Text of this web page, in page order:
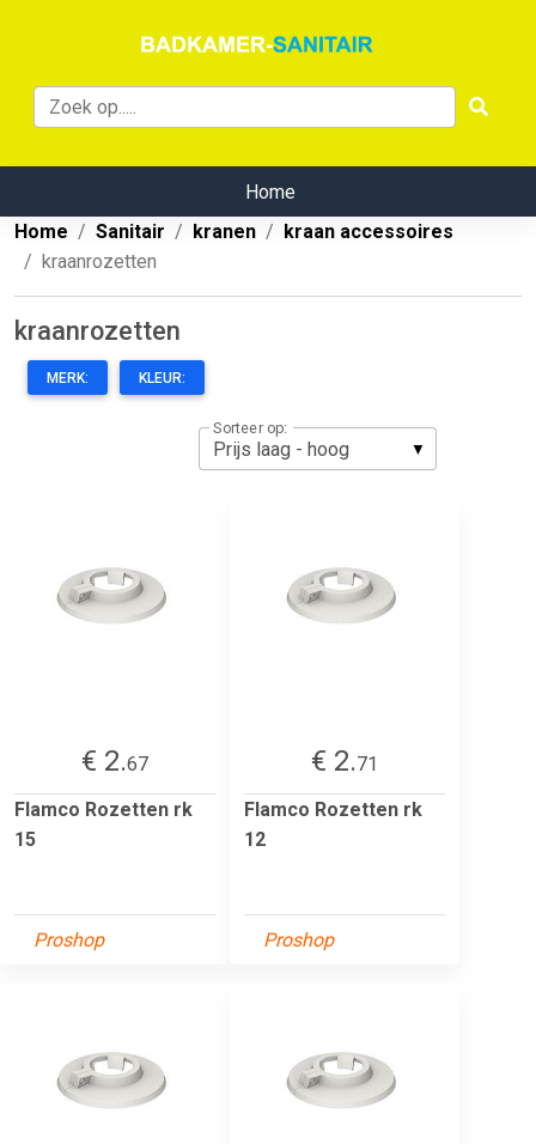
Home
Home
Sanitair kranen
kraan accessoires
kraanrozetten
kraanrozetten
MERK: KLEUR:
Sorteer op:
€ 2.67
Flamco Rozetten rk
15
Proshop
€ 2.71
Flamco Rozetten rk
12
Proshop